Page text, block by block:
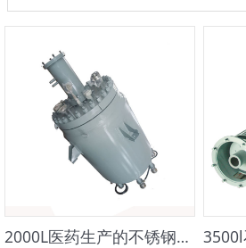
2000L医药生产的不锈钢反应釜高压反应釜